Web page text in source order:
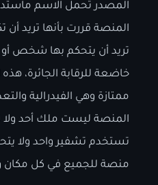
المنصة قررت بأنها تريد أن
تريد أن يتحكم بها شخص أو
خاضعة للرقابة الجائرة،
ممتازة وهي الفيدرالية
المنصة ليست ملك أحد ولا
تستخدم تشفير واحد ولا
منصة للجميع في كل مكان